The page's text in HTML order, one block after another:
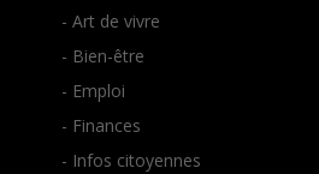
- Art de vivre
- Bien-être
- Emploi
- Finances
- Infos citoyennes